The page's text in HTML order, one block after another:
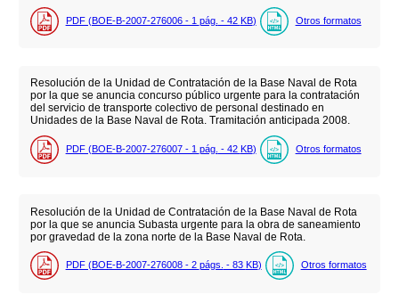
PDF (BOE-B-2007-276006 - 1 pág. - 42 KB) Otros formatos
Resolución de la Unidad de Contratación de la Base Naval de Rota
por la que se anuncia concurso público urgente para la contratación
del servicio de transporte colectivo de personal destinado en
Unidades de la Base Naval de Rota. Tramitación anticipada 2008.
PDF (BOE-B-2007-276007 - 1 pág. - 42 KB) Otros formatos
Resolución de la Unidad de Contratación de la Base Naval de Rota
por la que se anuncia Subasta urgente para la obra de saneamiento
por gravedad de la zona norte de la Base Naval de Rota.
PDF (BOE-B-2007-276008 - 2 págs. - 83 KB) Otros formatos